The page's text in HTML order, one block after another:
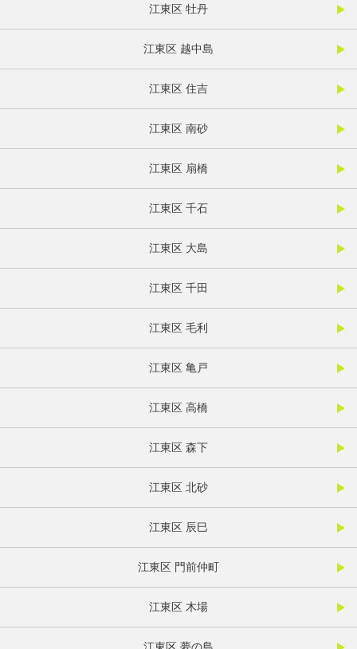
江東区 牡丹
江東区 越中島
江東区 住吉
江東区 南砂
江東区 扇橋
江東区 千石
江東区 大島
江東区 千田
江東区 毛利
江東区 亀戸
江東区 高橋
江東区 森下
江東区 北砂
江東区 辰巳
江東区 門前仲町
江東区 木場